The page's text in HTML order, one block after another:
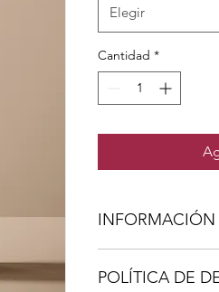
Elegir
Cantidad *
INFORMACIÓN
para agregar más
POLÍTICA DE